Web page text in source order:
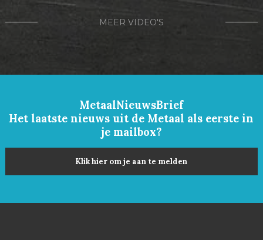
MEER VIDEO'S
MetaalNieuwsBrief
Het laatste nieuws uit de Metaal als eerste in
je mailbox?
Klik hier om je aan te melden